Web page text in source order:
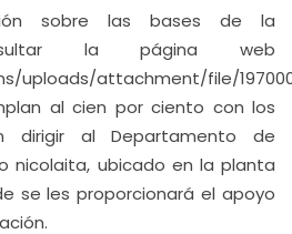
sobre las bases de la
la página web
uploads/attachment/file/
al cien por ciento con los
dirigir al Departamento de
nicolaita, ubicado en la planta
se les proporcionará el apoyo